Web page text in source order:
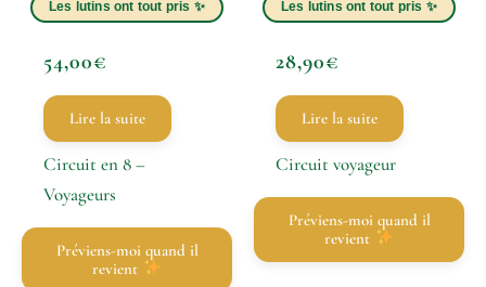
54,00€
Lire la suite
Circuit en 8 –
Voyageurs
Préviens-moi quand il
revient
28,90€
Lire la suite
Circuit voyageur
Préviens-moi quand il
revient